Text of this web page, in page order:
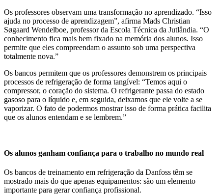
Os professores observam uma transformação no aprendizado. “Isso
ajuda no processo de aprendizagem”, afirma Mads Christian
Søgaard Wendelboe, professor da Escola Técnica da Jutlândia. “O
conhecimento fica mais bem fixado na memória dos alunos. Isso
permite que eles compreendam o assunto sob uma perspectiva
totalmente nova.”
Os bancos permitem que os professores demonstrem os principais
processos de refrigeração de forma tangível: “Temos aqui o
compressor, o coração do sistema. O refrigerante passa do estado
gasoso para o líquido e, em seguida, deixamos que ele volte a se
vaporizar. O fato de podermos mostrar isso de forma prática facilita
que os alunos entendam e se lembrem.”
Os alunos ganham confiança para o trabalho no mundo real
Os bancos de treinamento em refrigeração da Danfoss têm se
mostrado mais do que apenas equipamentos: são um elemento
importante para gerar confiança profissional.